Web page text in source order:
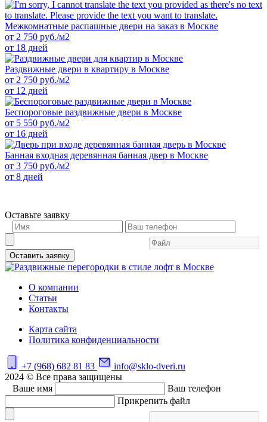
Межкомнатные распашные двери на заказ в Москве
от 2 750 руб./м2
от 18 дней
Раздвижные двери в квартиру в Москве
от 2 750 руб./м2
от 12 дней
Беспороговые раздвижные двери в Москве
от 5 550 руб./м2
от 16 дней
Банная входная деревянная банная двер в Москве
от 3 750 руб./м2
от 8 дней
Оставьте заявку
Оставить заявку
О компании
Статьи
Контакты
Карта сайта
Политика конфиденциальности
+7 (968) 682 81 83
info@sklo-dveri.ru
2024 © Все права защищены
Ваше имя
Ваш телефон
Прикрепить файл